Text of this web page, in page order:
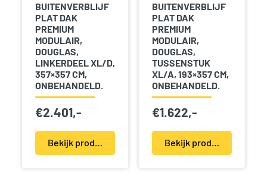
BUITENVERBLIJF
PLAT DAK
PREMIUM
MODULAIR,
DOUGLAS,
LINKERDEEL XL/D,
357×357 CM,
ONBEHANDELD.
€2.401,-
Bekijk product(en)
BUITENVERBLIJF
PLAT DAK
PREMIUM
MODULAIR,
DOUGLAS,
TUSSENSTUK
XL/A, 193×357 CM,
ONBEHANDELD.
€1.622,-
Bekijk product(en)